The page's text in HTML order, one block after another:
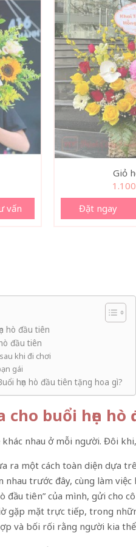
vấn
Giỏ
Đặt ngay
hò đầu tiên
đầu tiên
khi đi chơi
gái
hẹn hò đầu tiên tặng hoa gì?
cho buổi hẹn hò
khác nhau ở mỗi người. Đôi
ra một cách toàn diện dựa
nhau trước đây, cùng làm
đầu tiên” của mình, gửi
gặp mặt trực tiếp, trong
và bối rối rằng người kia thể